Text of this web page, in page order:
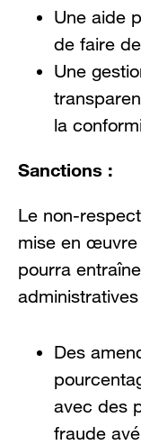
Une aide
de faire
Une
la
Sanctions :
Le non-
mise en œuvre
pourra
Des
avec des
fraude